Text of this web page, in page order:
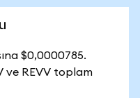
$0,0000785.
ve REVV toplam